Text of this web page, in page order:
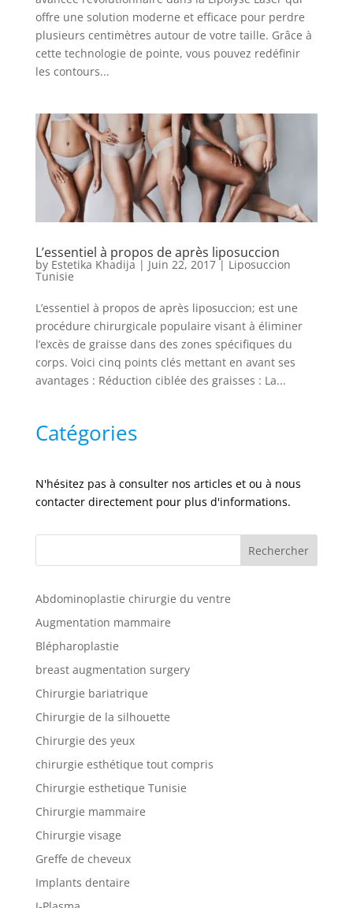
offre une solution moderne et efficace pour perdre
plusieurs centimètres autour de votre taille. Grâce à
cette technologie de pointe, vous pouvez redéfinir
les contours...
L’essentiel à propos de après liposuccion
by Estetika Khadija | Juin 22, 2017| Liposuccion
Tunisie
L’essentiel à propos de après liposuccion; est une
procédure chirurgicale populaire visant à éliminer
l’excès de graisse dans des zones spécifiques du
corps. Voici cinq points clés mettant en avant ses
avantages : Réduction ciblée des graisses : La...
Catégories
N'hésitez pas à consulter nos articles et ou à nous
contacter directement pour plus d'informations.
Rechercher
Abdominoplastie chirurgie du ventre
Augmentation mammaire
Blépharoplastie
breast augmentation surgery
Chirurgie bariatrique
Chirurgie de la silhouette
Chirurgie des yeux
chirurgie esthétique tout compris
Chirurgie esthetique Tunisie
Chirurgie mammaire
Chirurgie visage
Greffe de cheveux
Implants dentaire